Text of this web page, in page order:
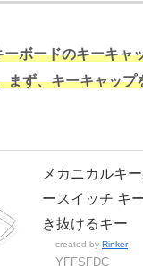
ボードのキーキャ
まず、キーキャッ
メカニカルキ
ースイッチ キ
き抜けるキー
created by Rinker
YFFSFDC